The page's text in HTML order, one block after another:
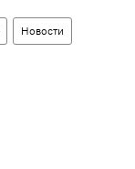
Новости